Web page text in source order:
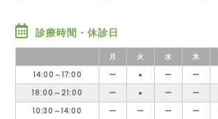
診療時間・休診日
月 火 水 木
14:00～17:00
ー ● ー ー
18:00～21:00
ー ● ー ー
10:30～14:00
ー ー ー ー